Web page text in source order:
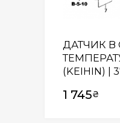
ДАТЧИК В
(KEIHIN) |
1 745₴